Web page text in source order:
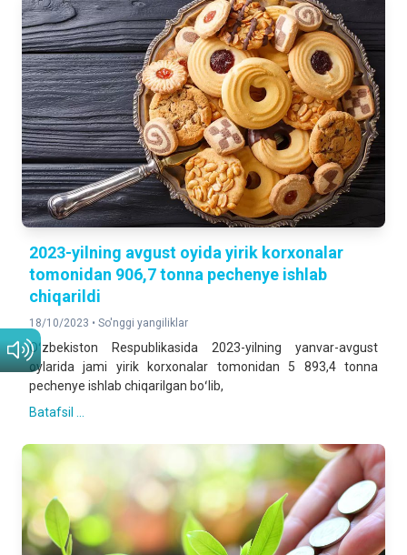
2023-yilning avgust oyida yirik korxonalar
tomonidan 906,7 tonna pechenye ishlab
chiqarildi
18/10/2023 • So'nggi yangiliklar
Oʻzbekiston Respublikasida 2023-yilning yanvar-avgust
oylarida jami yirik korxonalar tomonidan 5 893,4 tonna
pechenye ishlab chiqarilgan boʻlib,
Batafsil ...